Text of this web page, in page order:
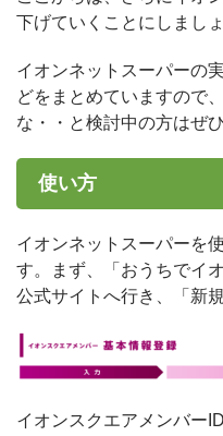
下げていくことにしましょ
イオンネットスーパーの
どをまとめていますので
な・・と検討中の方はぜ
使い方
イオンネットスーパーを
す。まず、「おうちでイ
公式サイトへ行き、「新
イオンスクエアメンバー